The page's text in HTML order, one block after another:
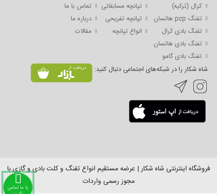
(ترکیه)
رکسی
مکس
(ترکیه)
(آلمان)
دیانا
(آلمان)
وایرخ
ایرآرمز
با ما تماس
کرال (ترکیه)
تفنگ pcp هاتسان
تفنگ بادی کرال
تفنگ بادی هاتسان
تفنگ بادی گامو
تپانچه مسابقاتی
تپانچه تفریحی
انواع تپانچه
تماس با ما
درباره ما
مقالات
شاه شکار را در شبکه‌های اجتماعی دنبال کنید:
فروشگاه اینترنتی شاه شکار | عرضه مستقیم انواع تفنگ و کلت بادی و گازی با
مجوز رسمی واردات